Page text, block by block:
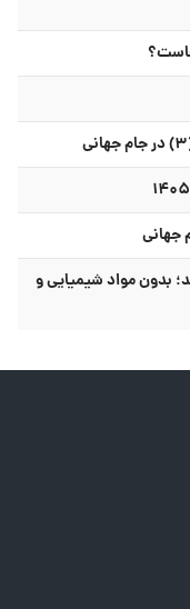
تمیز کنید؛ بدون مواد شیمیایی و